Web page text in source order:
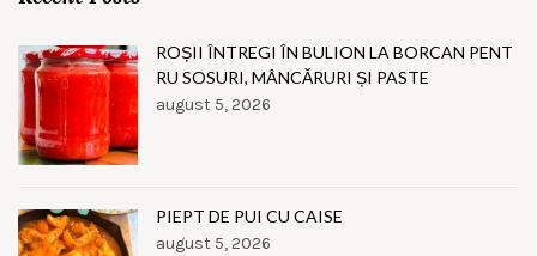
ROȘII ÎNTREGI ÎN BULION LA BORCAN PENT
RU SOSURI, MÂNCĂRURI ȘI PASTE
august 5, 2026
PIEPT DE PUI CU CAISE
august 5, 2026